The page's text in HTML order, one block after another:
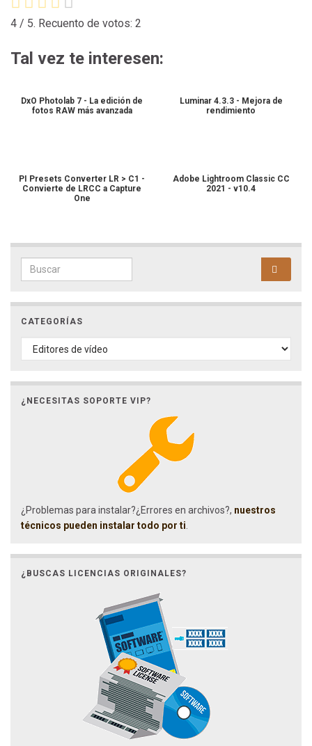
4 / 5. Recuento de votos: 2
Tal vez te interesen:
DxO Photolab 7 - La edición de
fotos RAW más avanzada
Luminar 4.3.3 - Mejora de
rendimiento
PI Presets Converter LR > C1 -
Convierte de LRCC a Capture
One
Adobe Lightroom Classic CC
2021 - v10.4
Search for:
CATEGORÍAS
CATEGORÍAS
¿NECESITAS SOPORTE VIP?
¿Problemas para instalar?¿Errores en archivos?, nuestros
técnicos pueden instalar todo por ti
¿BUSCAS LICENCIAS ORIGINALES?